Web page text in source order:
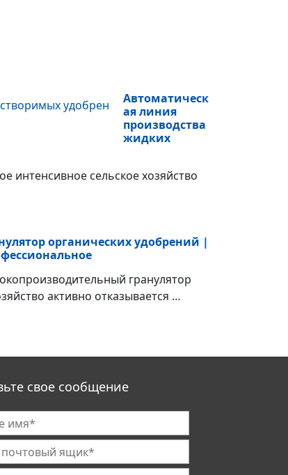
Автоматическ
ая линия
производства
жидких
интенсивное сельское хозяйство
органических удобрений |
гранулятор
активно отказывается …
свое сообщение